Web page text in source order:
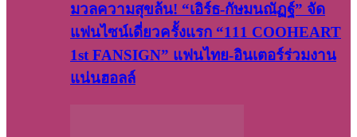
มวลความสุขล้น! “เอิร์ธ-กัษมนณัฏฐ์” จัด
แฟนไซน์เดี่ยวครั้งแรก “111 COOHEART
1st FANSIGN” แฟนไทย-อินเตอร์ร่วมงาน
แน่นฮอลล์